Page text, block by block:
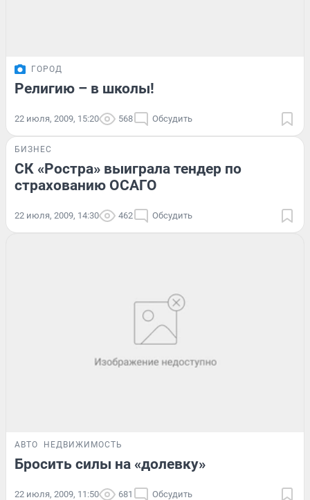
ГОРОД
Религию – в школы!
22 июля, 2009, 15:20 568 Обсудить
БИЗНЕС
CК «Ростра» выиграла тендер по
страхованию ОСАГО
22 июля, 2009, 14:30 462 Обсудить
АВТО НЕДВИЖИМОСТЬ
Бросить силы на «долевку»
22 июля, 2009, 11:50 681 Обсудить